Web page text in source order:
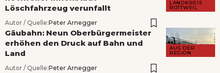
LANDKREIS
ROTTWEIL
Löschfahrzeug verunfallt
Autor / Quelle:Peter Arnegger
AUS DER
REGION
Gäubahn: Neun Oberbürgermeister
erhöhen den Druck auf Bahn und
Land
Autor / Quelle:Peter Arnegger